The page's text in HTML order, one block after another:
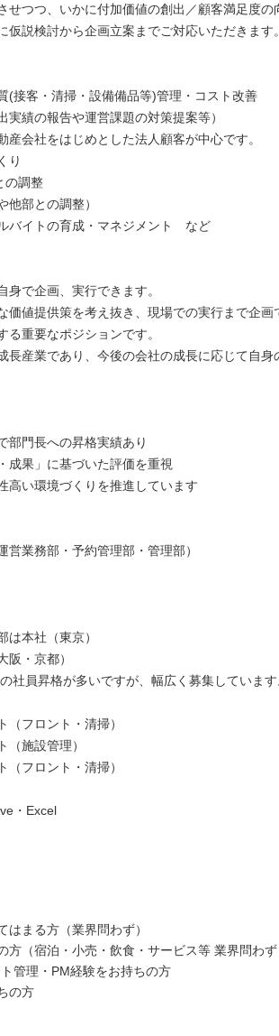
せつつ、いかに付加価値の創出／顧客満足度の
仮説検討から企画立案までご対応いただきます
(接客・清掃・設備備品等)管理・コスト改善
実績の報告や運営課題の対策提案等）
会社をはじめとした法人顧客が中心です。
り
の調整
他部との調整）
バイトの育成・マネジメント など
身で企画、実行できます。
価値提供策を考え抜き、現場での実行まで企画
る重要なポジションです。
長産業であり、今後の会社の成長に応じて自身
部門長への昇格実績あり
成果」に基づいた評価を重視
高い環境づくりを推進しています
営業務部・予約管理部・管理部）
は本社（東京）
・京都）
社員昇格が多いですが、幅広く募集していま
フロント・清掃）
施設管理）
フロント・清掃）
・Excel
まる方（業界問わず）
（宿泊・小売・飲食・サービス等 業界問わ
管理・PM経験をお持ちの方
の方